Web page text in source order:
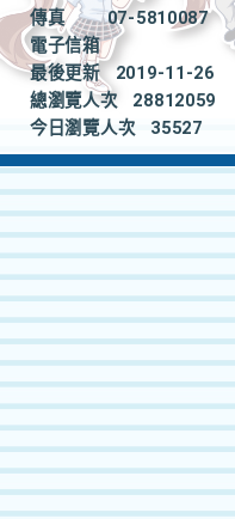
傳真
07-5810087
電子信箱
最後更新
2019-11-26
總瀏覽人次
28812059
今日瀏覽人次
35527